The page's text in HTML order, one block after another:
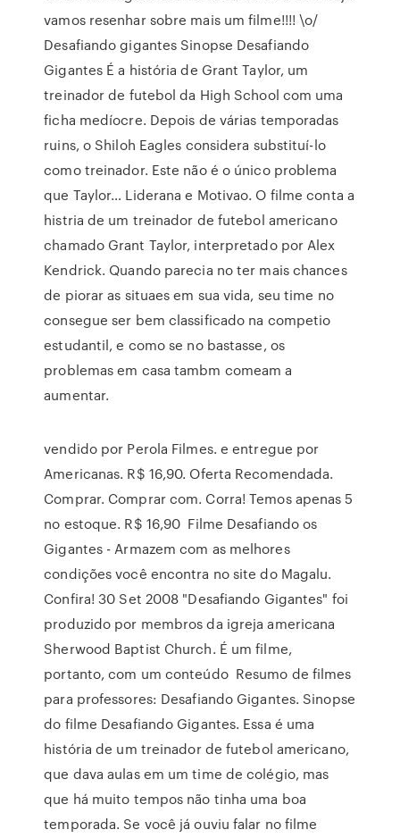
vamos resenhar sobre mais um filme!!!! \o/
Desafiando gigantes Sinopse Desafiando
Gigantes É a história de Grant Taylor, um
treinador de futebol da High School com uma
ficha medíocre. Depois de várias temporadas
ruins, o Shiloh Eagles considera substituí-lo
como treinador. Este não é o único problema
que Taylor… Liderana e Motivao. O filme conta a
histria de um treinador de futebol americano
chamado Grant Taylor, interpretado por Alex
Kendrick. Quando parecia no ter mais chances
de piorar as situaes em sua vida, seu time no
consegue ser bem classificado na competio
estudantil, e como se no bastasse, os
problemas em casa tambm comeam a
aumentar.
vendido por Perola Filmes. e entregue por
Americanas. R$ 16,90. Oferta Recomendada.
Comprar. Comprar com. Corra! Temos apenas 5
no estoque. R$ 16,90 Filme Desafiando os
Gigantes - Armazem com as melhores
condições você encontra no site do Magalu.
Confira! 30 Set 2008 "Desafiando Gigantes" foi
produzido por membros da igreja americana
Sherwood Baptist Church. É um filme,
portanto, com um conteúdo Resumo de filmes
para professores: Desafiando Gigantes. Sinopse
do filme Desafiando Gigantes. Essa é uma
história de um treinador de futebol americano,
que dava aulas em um time de colégio, mas
que há muito tempos não tinha uma boa
temporada. Se você já ouviu falar no filme